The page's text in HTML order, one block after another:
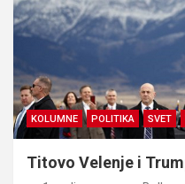
KOLUMNE POLITIKA SVET
Titovo Velenje i